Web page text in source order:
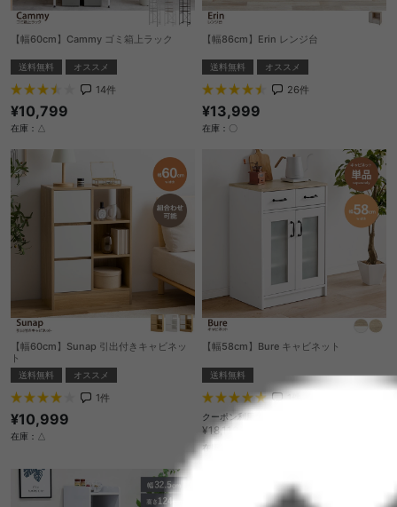
【幅60cm】Cammy ゴミ箱上ラック
送料無料 オススメ
14件
¥10,799
在庫：△
【幅86cm】Erin レンジ台
送料無料 オススメ
26件
¥13,999
在庫：〇
【幅60cm】Sunap 引出付きキャビネッ
ト
送料無料 オススメ
1件
¥10,999
在庫：△
【幅58cm】Bure キャビネット
送料無料
1件
クーポン利用で
¥18,110→
在庫：△